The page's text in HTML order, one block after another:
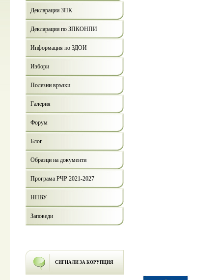
Декларации ЗПК
Декларации по ЗПКОНПИ
Информация по ЗДОИ
Избори
Полезни връзки
Галерия
Форум
Блог
Образци на документи
Програма РЧР 2021-2027
НПВУ
Заповеди
СИГНАЛИ ЗА КОРУПЦИЯ